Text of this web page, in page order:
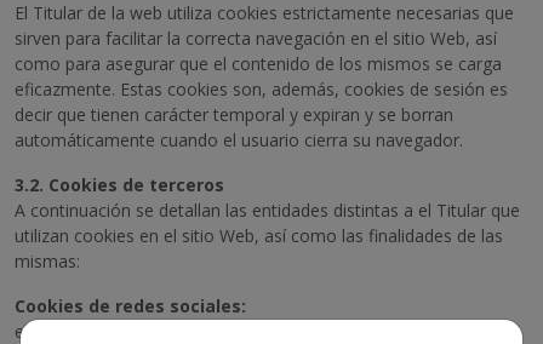
El Titular de la web utiliza cookies estrictamente necesarias que
sirven para facilitar la correcta navegación en el sitio Web, así
como para asegurar que el contenido de los mismos se carga
eficazmente. Estas cookies son, además, cookies de sesión es
decir que tienen carácter temporal y expiran y se borran
automáticamente cuando el usuario cierra su navegador.
3.2. Cookies de terceros
A continuación se detallan las entidades distintas a el Titular que
utilizan cookies en el sitio Web, así como las finalidades de las
mismas:
Cookies de redes sociales:
el Titular utiliza cookies de Facebook, Twitter, Linkedin y Google